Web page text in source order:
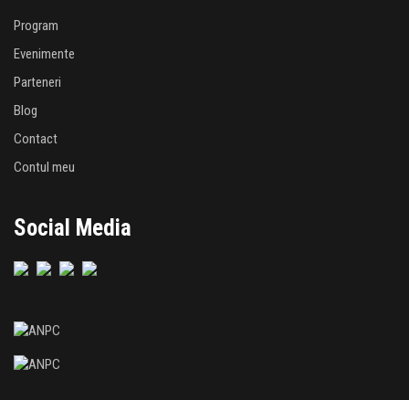
Program
Evenimente
Parteneri
Blog
Contact
Contul meu
Social Media